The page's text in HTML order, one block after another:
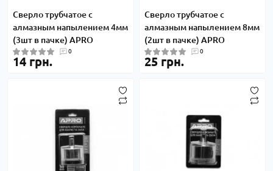
Сверло трубчатое с
алмазным напылением 4мм
(3шт в пачке) APRO
0
14 грн.
Сверло трубчатое с
алмазным напылением 8мм
(2шт в пачке) APRO
0
25 грн.